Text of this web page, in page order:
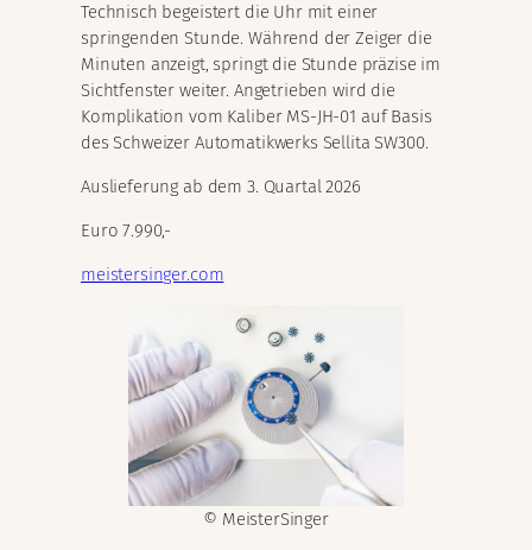
Technisch begeistert die Uhr mit einer
springenden Stunde. Während der Zeiger die
Minuten anzeigt, springt die Stunde präzise im
Sichtfenster weiter. Angetrieben wird die
Komplikation vom Kaliber MS-JH-01 auf Basis
des Schweizer Automatikwerks Sellita SW300.
Auslieferung ab dem 3. Quartal 2026
Euro 7.990,-
meistersinger.com
© MeisterSinger